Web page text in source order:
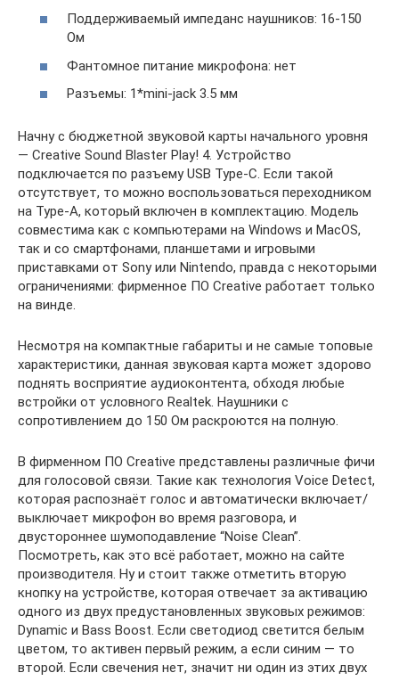
Поддерживаемый импеданс наушников: 16-150
Ом
Фантомное питание микрофона: нет
Разъемы: 1*mini-jack 3.5 мм
Начну с бюджетной звуковой карты начального уровня
— Creative Sound Blaster Play! 4. Устройство
подключается по разъему USB Type-C. Если такой
отсутствует, то можно воспользоваться переходником
на Type-A, который включен в комплектацию. Модель
совместима как с компьютерами на Windows и MacOS,
так и со смартфонами, планшетами и игровыми
приставками от Sony или Nintendo, правда с некоторыми
ограничениями: фирменное ПО Creative работает только
на винде.
Несмотря на компактные габариты и не самые топовые
характеристики, данная звуковая карта может здорово
поднять восприятие аудиоконтента, обходя любые
встройки от условного Realtek. Наушники с
сопротивлением до 150 Ом раскроются на полную.
В фирменном ПО Creative представлены различные фичи
для голосовой связи. Такие как технология Voice Detect,
которая распознаёт голос и автоматически включает/
выключает микрофон во время разговора, и
двустороннее шумоподавление “Noise Clean”.
Посмотреть, как это всё работает, можно на сайте
производителя. Ну и стоит также отметить вторую
кнопку на устройстве, которая отвечает за активацию
одного из двух предустановленных звуковых режимов:
Dynamic и Bass Boost. Если светодиод светится белым
цветом, то активен первый режим, а если синим — то
второй. Если свечения нет, значит ни один из этих двух